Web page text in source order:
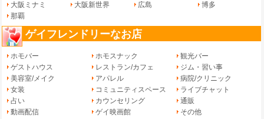
大阪ミナミ
大阪新世界 広島
博多
那覇
ゲイフレンドリーなお店
ホモバー ホモスナック
観光バー
ゲストハウス
レストラン/カフェ
ジム・習い事
美容室/メイク
アパレル
病院/クリニック
女装
コミュニティスペース
ライブチャット
占い
カウンセリング
通販
動画配信
ゲイ映画館 その他